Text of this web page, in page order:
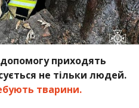
приходять
не тільки людей.
тварини.